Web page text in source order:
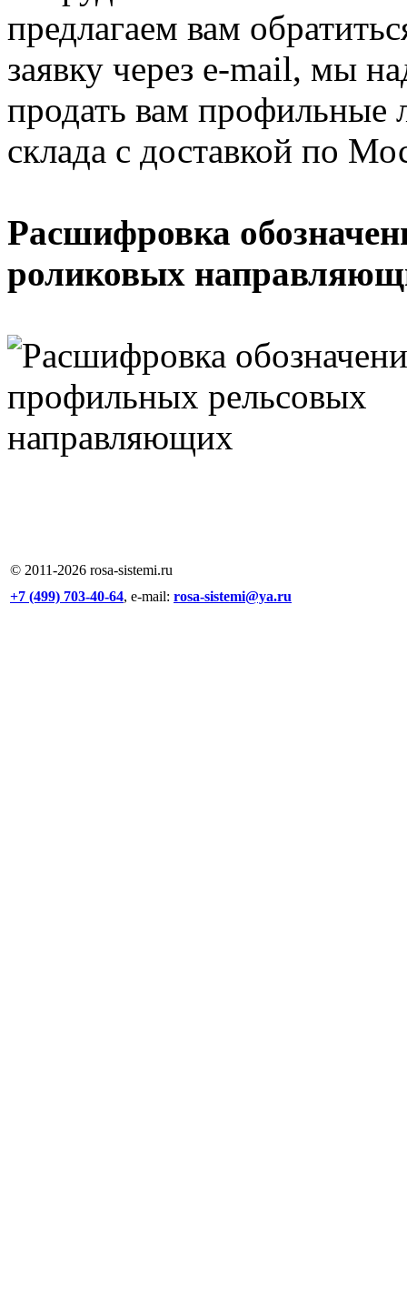
предлагаем вам
заявку через e-mail, мы
продать вам профильные
склада с доставкой по
Расшифровка
роликовых
© 2011-2026 rosa-sistemi.ru
+7 (499) 703-40-64, e-mail: rosa-sistemi@ya.ru